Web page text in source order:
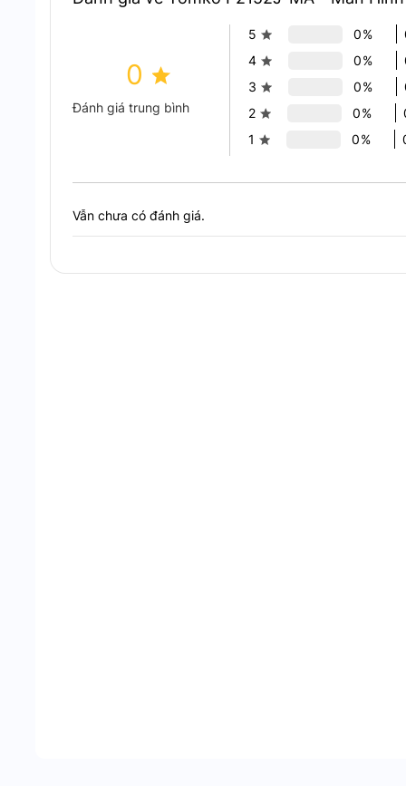
Công nghệ IPS còn giúp người dùng dễ dàng
giảm chất lượng hiển thị.
0
Đánh giá trung bình
5 0%
4
0%
3
0%
2
0%
1
0%
Vẫn chưa có đánh giá.